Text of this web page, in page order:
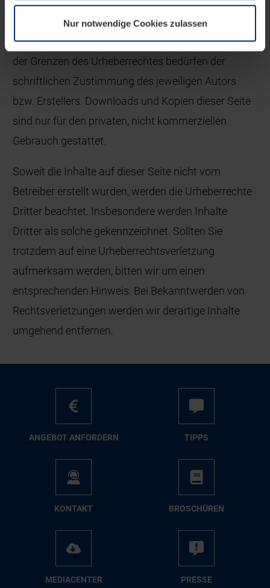
Datenschutzerklärungunserer Website ändern oder
widerrufen.
Nur notwendige Cookies zulassen
Urheberrecht. Die Vervielfältigung, Bearbeitung,
Verbreitung und jede Art der Verwertung außerhalb
der Grenzen des Urheberrechtes bedürfen der
schriftlichen Zustimmung des jeweiligen Autors
bzw. Erstellers. Downloads und Kopien dieser Seite
sind nur für den privaten, nicht kommerziellen
Gebrauch gestattet.
Soweit die Inhalte auf dieser Seite nicht vom
Betreiber erstellt wurden, werden die Urheberrechte
Dritter beachtet. Insbesondere werden Inhalte
Dritter als solche gekennzeichnet. Sollten Sie
trotzdem auf eine Urheberrechtsverletzung
aufmerksam werden, bitten wir um einen
entsprechenden Hinweis. Bei Bekanntwerden von
Rechtsverletzungen werden wir derartige Inhalte
umgehend entfernen.
AN­GE­BOT AN­FOR­DERN TIPPS
KON­TAKT BRO­SCHÜ­REN
ME­DIA­CEN­TER PRES­SE